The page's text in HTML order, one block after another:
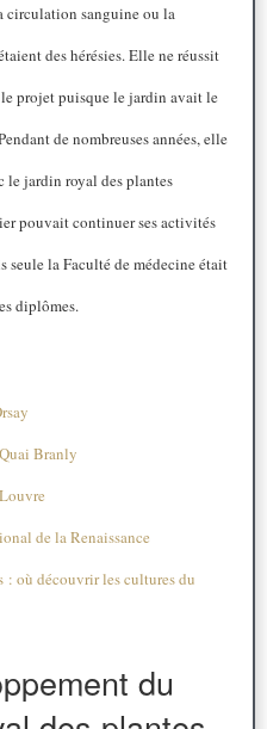
circulation sanguine ou la
des hérésies. Elle ne réussit
projet puisque le jardin avait le
de nombreuses années, elle
le jardin royal des plantes
pouvait continuer ses activités
seule la Faculté de médecine était
diplômes.
Branly
de la Renaissance
: où découvrir les cultures du
du